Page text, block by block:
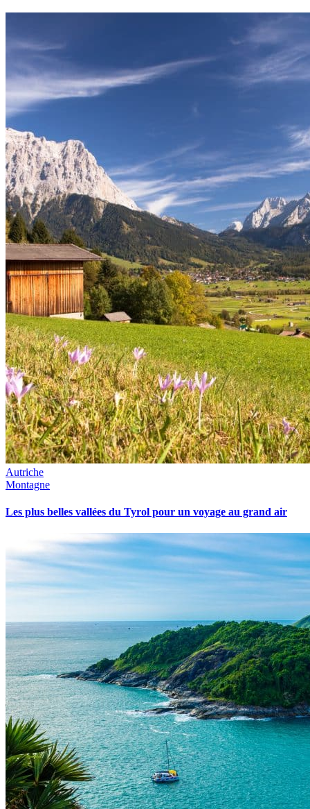
Autriche
Montagne
Les plus belles vallées du Tyrol pour un voyage au grand air